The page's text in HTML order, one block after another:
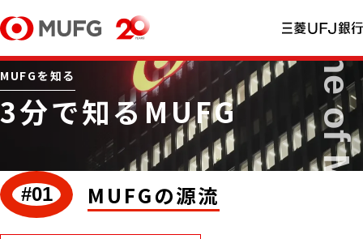
MUFGを知る
3分で知るMUFG
#01 MUFGの源流